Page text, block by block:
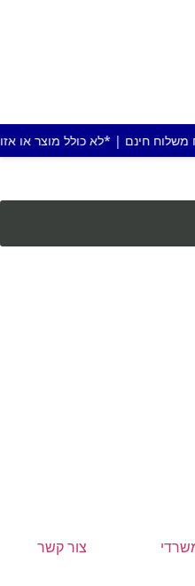
צור קשר